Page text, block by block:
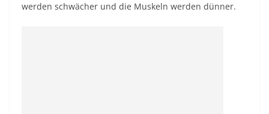
werden schwächer und die Muskeln werden dünner.